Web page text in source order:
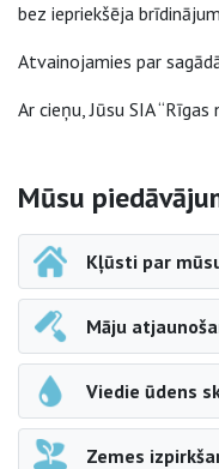
bez iepriekšēja
Atvainojamies par
Ar cieņu, Jūsu SIA
Sāna
Mūsu
Kļūsti par
Māju
Viedie ūdens
Zemes